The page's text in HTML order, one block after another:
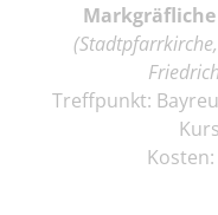
Treffpunkt: